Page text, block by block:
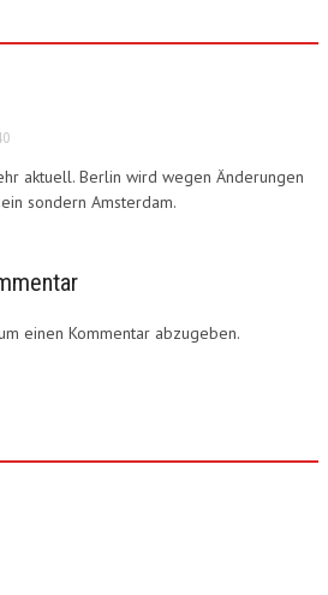
aktuell. Berlin wird wegen Änderungen
sondern Amsterdam.
einen Kommentar abzugeben.